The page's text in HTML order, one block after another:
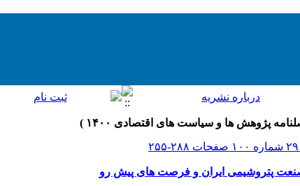
پتروشیمی ایران و فرصت های پیش رو